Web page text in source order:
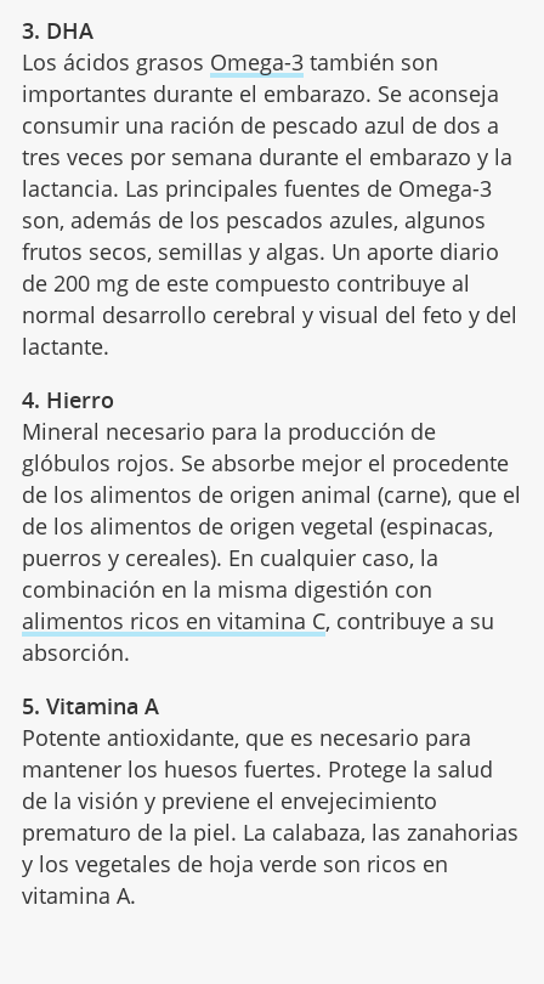
3. DHA
Los ácidos grasos Omega-3también son
importantes durante el embarazo. Se aconseja
consumir una ración de pescado azul de dos a
tres veces por semana durante el embarazo y la
lactancia. Las principales fuentes de Omega-3
son, además de los pescados azules, algunos
frutos secos, semillas y algas. Un aporte diario
de 200 mg de este compuesto contribuye al
normal desarrollo cerebral y visual del feto y del
lactante.
4. Hierro
Mineral necesario para la producción de
glóbulos rojos. Se absorbe mejor el procedente
de los alimentos de origen animal (carne), que el
de los alimentos de origen vegetal (espinacas,
puerros y cereales). En cualquier caso, la
combinación en la misma digestión con
alimentos ricos en vitamina C, contribuye a su
absorción.
5. Vitamina A
Potente antioxidante, que es necesario para
mantener los huesos fuertes. Protege la salud
de la visión y previene el envejecimiento
prematuro de la piel. La calabaza, las zanahorias
y los vegetales de hoja verde son ricos en
vitamina A.